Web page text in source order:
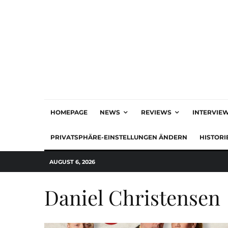
HOMEPAGE NEWS REVIEWS
PRIVATSPHÄRE-EINSTELLUNGEN ÄNDERN
AUGUST 6, 2026
Daniel Christensen